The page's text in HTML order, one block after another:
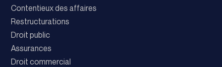
Contentieux des affaires
Restructurations
Droit public
Assurances
Droit commercial